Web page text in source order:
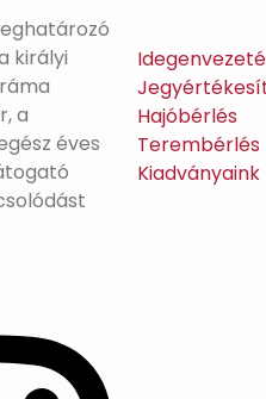
királyi
a
éves
Hajóbérlés
Terembérlés
Kiadványaink